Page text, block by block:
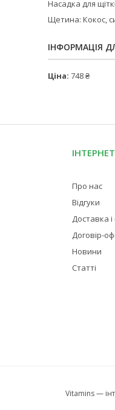
Насадка для
Щетина: Кокос,
ІНФОРМАЦІЯ
Ціна: 748 ₴
Про нас
Відгуки
Доставка
Договір-
Новини
Статті